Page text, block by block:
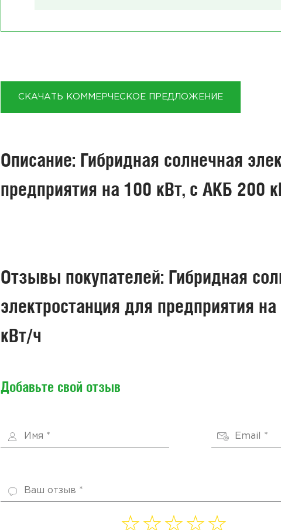
СКАЧАТЬ КОММЕРЧЕСКОЕ ПРЕДЛОЖЕНИЕ
Описание: Гибридная солнечная
предприятия на 100 кВт, с АКБ 200
Отзывы покупателей: Гибридная
электростанция для предприятия
кВт/ч
Добавьте свой отзыв
1 of 2 of 3 of 4 5 of